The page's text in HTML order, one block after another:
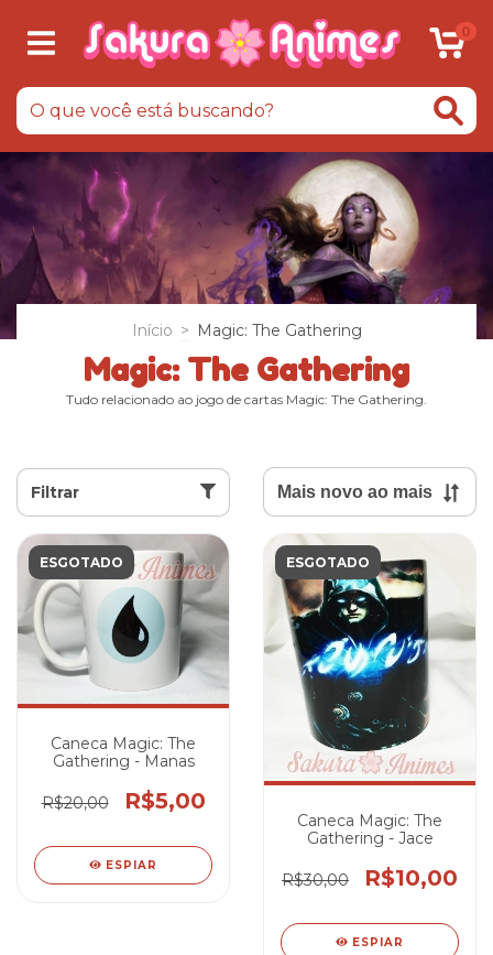
0
Início > Magic: The Gathering
Magic: The Gathering
Tudo relacionado ao jogo de cartas Magic: The Gathering.
Filtrar
ESGOTADO
Caneca Magic: The
Gathering - Manas
R$20,00 R$5,00
ESPIAR
ESGOTADO
Caneca Magic: The
Gathering - Jace
R$30,00 R$10,00
ESPIAR